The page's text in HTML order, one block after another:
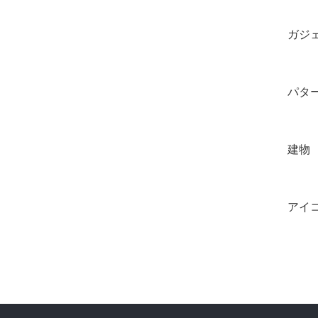
ガジ
パタ
建物
アイ